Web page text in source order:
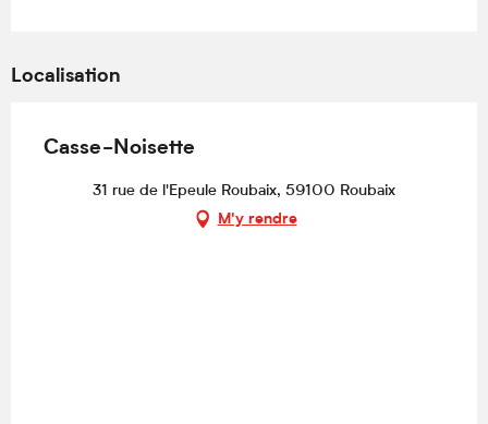
Localisation
Casse-Noisette
31 rue de l'Epeule Roubaix, 59100 Roubaix
M'y rendre